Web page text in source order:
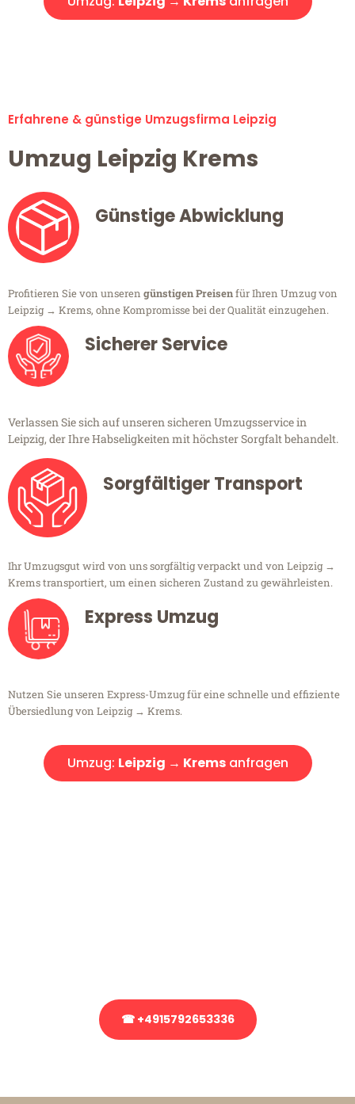
Erfahrene & günstige Umzugsfirma Leipzig
Umzug Leipzig Krems
Günstige Abwicklung
Profitieren Sie von unseren günstigen Preisenfür Ihren Umzug von
Leipzig → Krems, ohne Kompromisse bei der Qualität einzugehen.
Sicherer Service
Verlassen Sie sich auf unseren sicheren Umzugsservice in
Leipzig, der Ihre Habseligkeiten mit höchster Sorgfalt behandelt.
Sorgfältiger Transport
Ihr Umzugsgut wird von uns sorgfältig verpackt und von Leipzig →
Krems transportiert, um einen sicheren Zustand zu gewährleisten.
Express Umzug
Nutzen Sie unseren Express-Umzug für eine schnelle und effiziente
Übersiedlung von Leipzig → Krems.
Umzug: Leipzig → Kremsanfragen
☎ +4915792653336